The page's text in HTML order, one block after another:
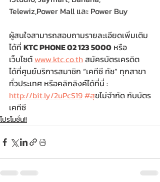
Telewiz,Power Mall และ Power Buy
ผู้สนใจสามารถสอบถามรายละเอียดเพิ่มเติม
ได้ที่ KTC PHONE 02 123 5000 หรือ
เว็บไซต์ www.ktc.co.th สมัครบัตรเครดิต
ได้ที่ศูนย์บริการสมาชิก “เคทีซี ทัช” ทุกสาขา
ทั่วประเทศ หรือคลิกลิงค์ได้ที่นี่ :
http://bit.ly/2uPcS19#สุขไม่จำกัด กับบัตร
เคทีซี
โปรโมชั่น!!